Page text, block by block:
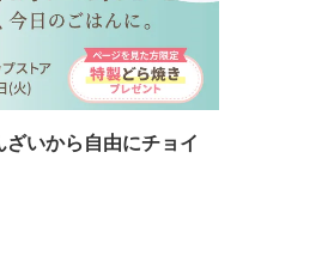
いから自由にチョイ